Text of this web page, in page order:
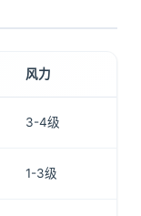
风力
3-4级
1-3级